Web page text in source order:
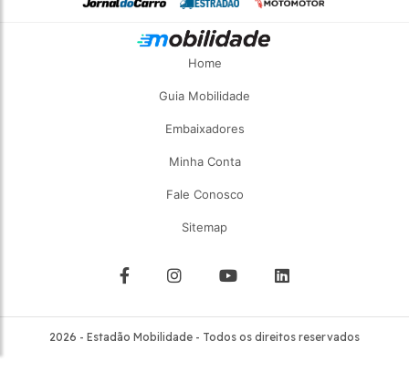
Home
Guia Mobilidade
Embaixadores
Minha Conta
Fale Conosco
Sitemap
2026 - Estadão Mobilidade - Todos os direitos reservados